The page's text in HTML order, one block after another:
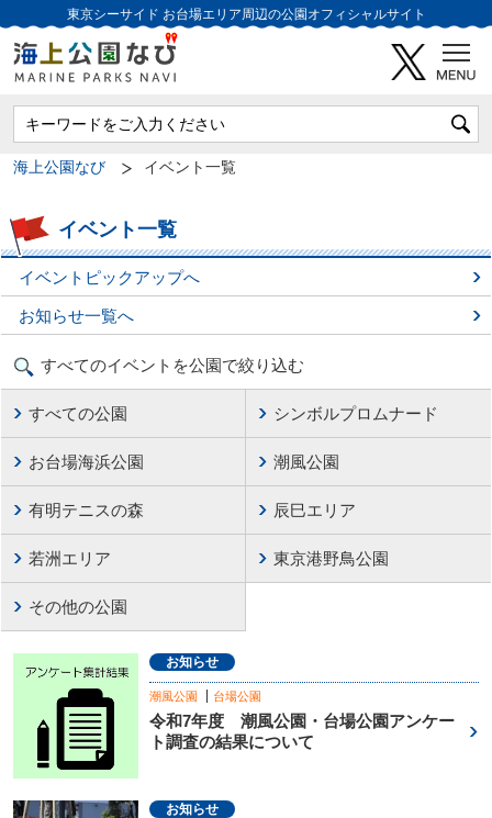
東京シーサイド お台場エリア周辺の公園オフィシャルサイト
海上公園なび イベント一覧
イベント一覧
イベントピックアップへ
お知らせ一覧へ
すべてのイベントを公園で絞り込む
すべての公園 シンボルプロムナード
お台場海浜公園 潮風公園
有明テニスの森 辰巳エリア
若洲エリア 東京港野鳥公園
その他の公園
お知らせ
潮風公園 台場公園
令和7年度 潮風公園・台場公園アンケー
ト調査の結果について
お知らせ